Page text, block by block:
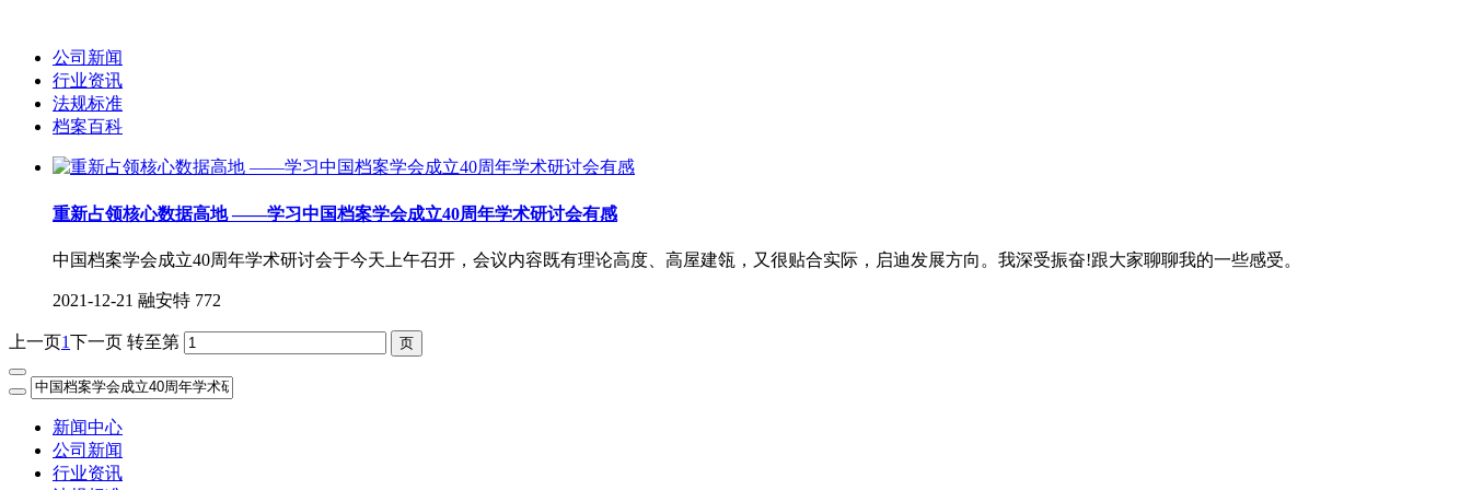
公司新闻
行业资讯
法规标准
档案百科
重新占领核心数据高地 ——学习中国档案学会成立40周年学术研讨会有感
中国档案学会成立40周年学术研讨会于今天上午召开，会议内容既有理论高度、高屋建瓴，又很贴合实际，启迪发展方向。我深受振奋!跟大家聊聊我的一些感受。
2021-12-21 融安特 772
上一页1下一页 转至第
新闻中心
公司新闻
行业资讯